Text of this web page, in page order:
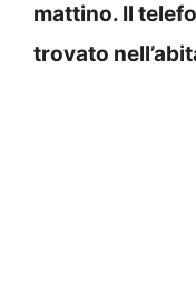
mattino. Il
trovato